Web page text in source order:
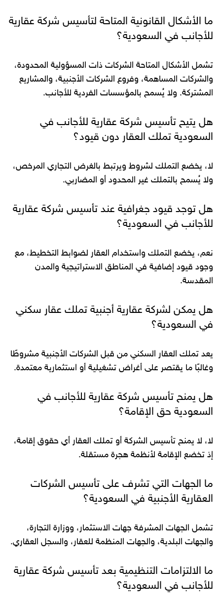
ما الأشكال القانونية المتاحة لتأسيس شركة عقارية
للأجانب في السعودية؟
تشمل الأشكال المتاحة الشركات ذات المسؤولية المحدودة،
والشركات المساهمة، وفروع الشركات الأجنبية، والمشاريع
المشتركة. ولا يُسمح بالمؤسسات الفردية للأجانب.
هل يتيح تأسيس شركة عقارية للأجانب في
السعودية تملك العقار دون قيود؟
لا، يخضع التملك لشروط ويرتبط بالغرض التجاري المرخص،
ولا يُسمح بالتملك غير المحدود أو المضاربي.
هل توجد قيود جغرافية عند تأسيس شركة عقارية
للأجانب في السعودية؟
نعم، يخضع التملك واستخدام العقار لضوابط التخطيط، مع
وجود قيود إضافية في المناطق الاستراتيجية والمدن
المقدسة.
هل يمكن لشركة عقارية أجنبية تملك عقار سكني
في السعودية؟
يعد تملك العقار السكني من قبل الشركات الأجنبية مشروطًا
وغالبًا ما يقتصر على أغراض تشغيلية أو استثمارية معتمدة.
هل يمنح تأسيس شركة عقارية للأجانب في
السعودية حق الإقامة؟
لا، لا يمنح تأسيس الشركة أو تملك العقار أي حقوق إقامة،
إذ تخضع الإقامة لأنظمة هجرة مستقلة.
ما الجهات التي تشرف على تأسيس الشركات
العقارية الأجنبية في السعودية؟
تشمل الجهات المشرفة جهات الاستثمار، ووزارة التجارة،
والجهات البلدية، والجهات المنظمة للعقار، والسجل العقاري.
ما الالتزامات التنظيمية بعد تأسيس شركة عقارية
للأجانب في السعودية؟